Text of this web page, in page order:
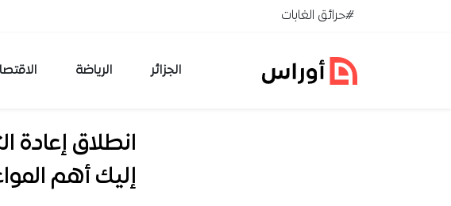
تخطي إلى المحتوى#حرائق الغابات
الجزائر الرياضة
انطلاق إعادة
إليك أهم